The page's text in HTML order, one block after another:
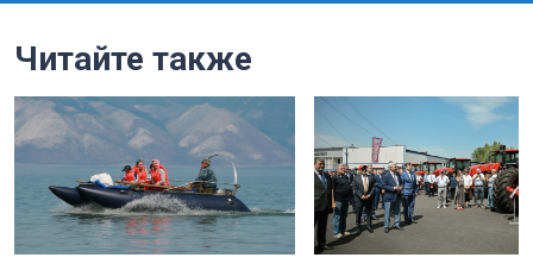
Читайте также